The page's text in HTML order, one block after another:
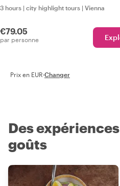
3 hours | city highlight tours | Vienna
€79.05
par personne
Prix en EUR·Changer
Des
goûts